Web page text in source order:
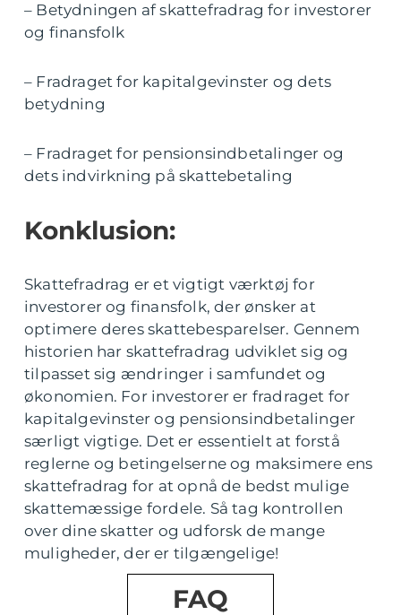
– Betydningen af skattefradrag for investorer
og finansfolk
– Fradraget for kapitalgevinster og dets
betydning
– Fradraget for pensionsindbetalinger og
dets indvirkning på skattebetaling
Konklusion:
Skattefradrag er et vigtigt værktøj for
investorer og finansfolk, der ønsker at
optimere deres skattebesparelser. Gennem
historien har skattefradrag udviklet sig og
tilpasset sig ændringer i samfundet og
økonomien. For investorer er fradraget for
kapitalgevinster og pensionsindbetalinger
særligt vigtige. Det er essentielt at forstå
reglerne og betingelserne og maksimere ens
skattefradrag for at opnå de bedst mulige
skattemæssige fordele. Så tag kontrollen
over dine skatter og udforsk de mange
muligheder, der er tilgængelige!
FAQ